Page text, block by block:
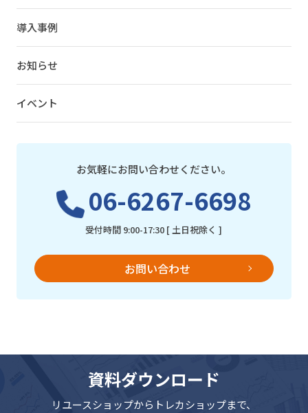
導入事例
お知らせ
イベント
お気軽にお問い合わせください。
06-6267-6698
受付時間 9:00-17:30 [ 土日祝除く ]
お問い合わせ
資料ダウンロード
リユースショップからトレカショップまで、